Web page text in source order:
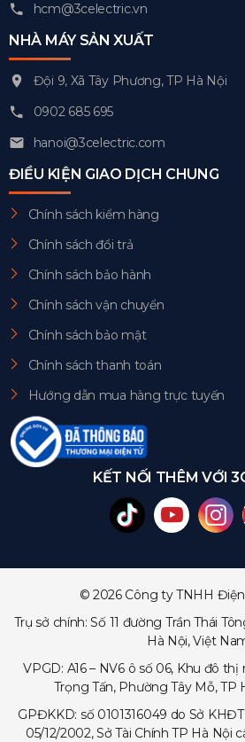
hcm@3celectric.vn
NHÀ MÁY SẢN XUẤT
Đội 9, Xã Tây Phương, TP Hà Nội
0902 685 695
hanoi@3celectric.com
ĐIỀU KIỆN GIAO DỊCH CHUNG
Chính sách kiểm hàng
Chính sách đổi trả
Chính sách bảo hành
Chính sách vận chuyển
Chính sách bảo mật
Chính sách thanh toán
Hướng dẫn mua hàng trực tuyến
KẾT NỐI THÊM VỚI
© 2026 Công ty TNHH
Trụ sở chính: Số 11 đường Trần Thái
Hà Nội, Việt
VPGD: A16 – NV6 ô số 06, Khu đô
Trọng Tấn, Phường Tây Mỗ, TP
GPĐKKD: số 0101316049 do Sở
05/12/2002, Sở Tài Chính TP Hà Nội